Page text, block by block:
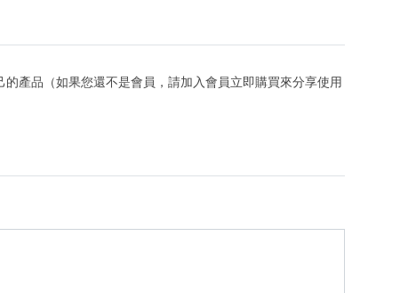
產品（如果您還不是會員，請加入會員立即購買來分享使用